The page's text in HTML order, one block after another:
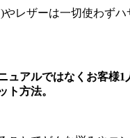
やレザーは一切使わずハ
ュアルではなくお客様1
ト方法。